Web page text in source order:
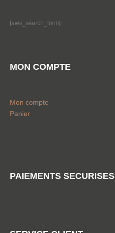
[aws_search_form]
MON COMPTE
Mon compte
Panier
PAIEMENTS SECURISES